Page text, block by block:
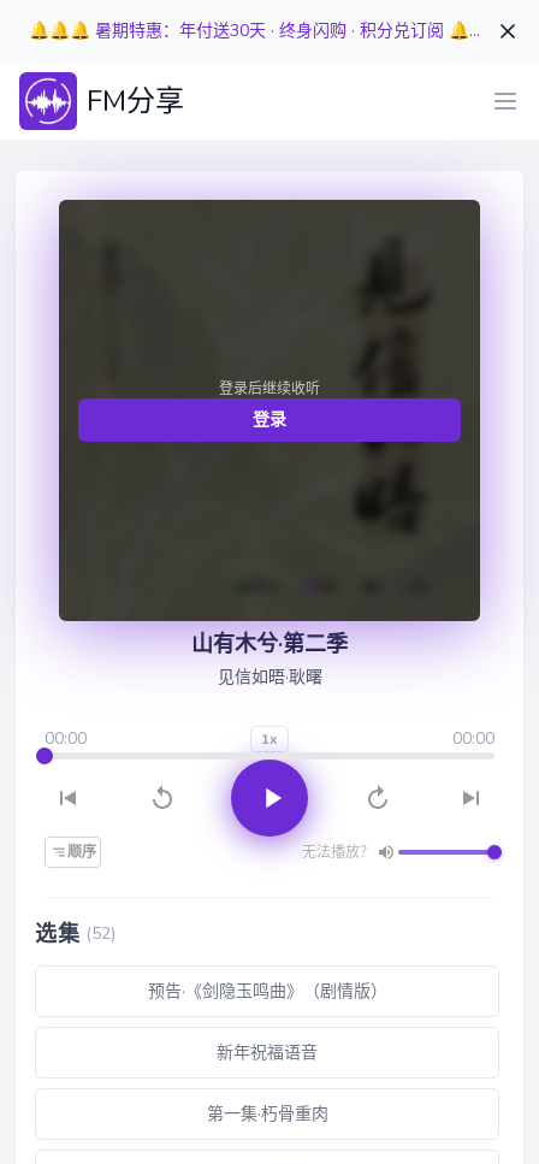
🔔🔔🔔 暑期特惠：年付送30天 · 终身闪购 · 积分兑订阅 🔔🔔🔔
FM分享
登录后继续收听
登录
山有木兮·第二季
见信如晤·耿曙
00:00 1x 00:00
顺序 无法播放？
选集 (52)
预告·《剑隐玉鸣曲》（剧情版）
新年祝福语音
第一集·朽骨重肉